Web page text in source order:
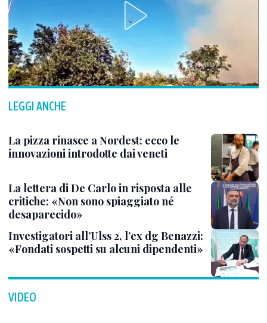
LEGGI ANCHE
La pizza rinasce a Nordest: ecco le
innovazioni introdotte dai veneti
La lettera di De Carlo in risposta alle
critiche: «Non sono spiaggiato né
desaparecido»
Investigatori all’Ulss 2, l’ex dg Benazzi:
«Fondati sospetti su alcuni dipendenti»
VIDEO